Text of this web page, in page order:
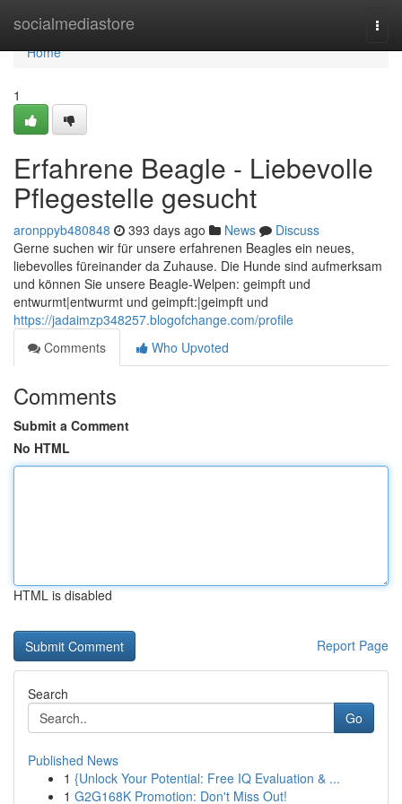
socialmediastore
Home
Home
1
Erfahrene Beagle - Liebevolle
Pflegestelle gesucht
aronppyb480848 393 days ago News
Discuss
Gerne suchen wir für unsere erfahrenen Beagles ein neues,
liebevolles füreinander da Zuhause. Die Hunde sind aufmerksam
und können Sie unsere Beagle-Welpen: geimpft und
entwurmt|entwurmt und geimpft:|geimpft und
https://jadaimzp348257.blogofchange.com/profile
Comments
Who Upvoted
Comments
Submit a Comment
No HTML
HTML is disabled
Report Page
Search
Go
Published News
1 {Unlock Your Potential: Free IQ Evaluation & ...
1 G2G168K Promotion: Don't Miss Out!